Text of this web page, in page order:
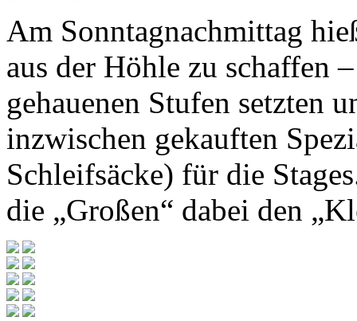
Am Sonntagnachmittag
aus der Höhle zu schaffen
gehauenen Stufen setzten
inzwischen gekauften
Schleifsäcke) für die
die „Großen“ dabei den